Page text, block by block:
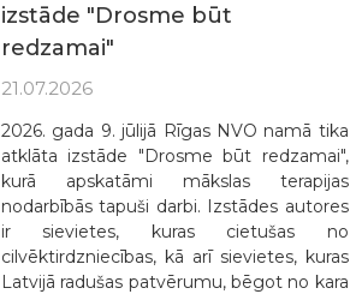
izstāde "Drosme būt
redzamai"
21.07.2026
2026. gada 9. jūlijā Rīgas NVO namā tika
atklāta izstāde "Drosme būt redzamai",
kurā apskatāmi mākslas terapijas
nodarbībās tapuši darbi. Izstādes autores
ir sievietes, kuras cietušas no
cilvēktirdzniecības, kā arī sievietes, kuras
Latvijā radušas patvērumu, bēgot no kara